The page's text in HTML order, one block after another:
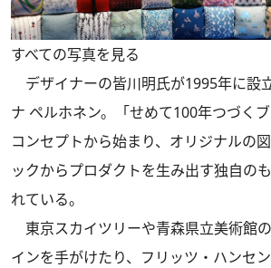
すべての写真を見る
デザイナーの皆川明氏が1995年に設
ナ ペルホネン。「せめて100年つづく
コンセプトから始まり、オリジナルの
ックからプロダクトを生み出す独自の
れている。
東京スカイツリーや青森県立美術館
インを手がけたり、フリッツ・ハンセン